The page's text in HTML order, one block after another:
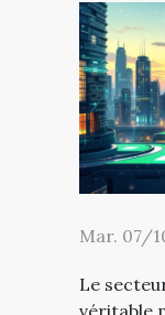
Mar. 07/
Le
véritable